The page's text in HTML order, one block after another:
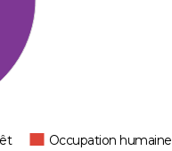
Occupation humaine